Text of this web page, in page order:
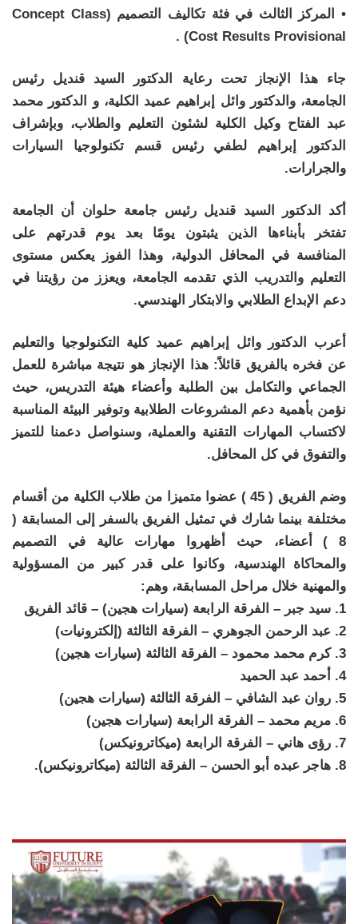
• المركز الثالث في فئة تكاليف التصميم (Concept Class
Cost Results Provisional) .
جاء هذا الإنجاز تحت رعاية الدكتور السيد قنديل رئيس
الجامعة، والدكتور وائل إبراهيم عميد الكلية، و الدكتور محمد
عبد الفتاح وكيل الكلية لشئون التعليم والطلاب، وبإشراف
الدكتور إبراهيم لطفي رئيس قسم تكنولوجيا السيارات
والجرارات.
أكد الدكتور السيد قنديل رئيس جامعة حلوان أن الجامعة
تفتخر بأبناءها الذين يثبتون يومًا بعد يوم قدرتهم على
المنافسة في المحافل الدولية، وهذا الفوز يعكس مستوى
التعليم والتدريب الذي تقدمه الجامعة، ويعزز من رؤيتنا في
دعم الإبداع الطلابي والابتكار الهندسي.
أعرب الدكتور وائل إبراهيم عميد كلية التكنولوجيا والتعليم
عن فخره بالفريق قائلاً: هذا الإنجاز هو نتيجة مباشرة للعمل
الجماعي والتكامل بين الطلبة وأعضاء هيئة التدريس، حيث
نؤمن بأهمية دعم المشروعات الطلابية وتوفير البيئة المناسبة
لاكتساب المهارات التقنية والعملية، وسنواصل دعمنا للتميز
والتفوق في كل المحافل.
وضم الفريق ( 45 ) عضوا متميزا من طلاب الكلية من أقسام
مختلفة بينما شارك في تمثيل الفريق بالسفر إلى المسابقة (
8 ) أعضاء، حيث أظهروا مهارات عالية في التصميم
والمحاكاة الهندسية، وكانوا على قدر كبير من المسؤولية
والمهنية خلال مراحل المسابقة، وهم:
1. سيد جبر – الفرقة الرابعة (سيارات هجين) – قائد الفريق
2. عبد الرحمن الجوهري – الفرقة الثالثة (إلكترونيات)
3. كرم محمد محمود – الفرقة الثالثة (سيارات هجين)
4. أحمد عبد الحميد
5. روان عبد الشافي – الفرقة الثالثة (سيارات هجين)
6. مريم محمد – الفرقة الرابعة (سيارات هجين)
7. رؤى هاني – الفرقة الرابعة (ميكاترونيكس)
8. هاجر عبده أبو الحسن – الفرقة الثالثة (ميكاترونيكس).